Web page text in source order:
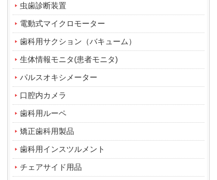
虫歯診断装置
電動式マイクロモーター
歯科用サクション（バキューム）
生体情報モニタ(患者モニタ)
パルスオキシメーター
口腔内カメラ
歯科用ルーペ
矯正歯科用製品
歯科用インスツルメント
チェアサイド用品